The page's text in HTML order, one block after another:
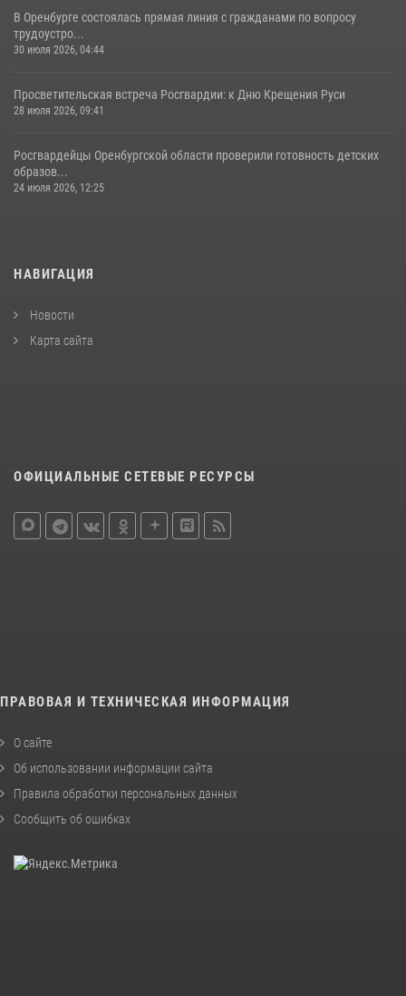
В Оренбурге состоялась прямая линия с гражданами по вопросу
трудоустро...
30 июля 2026, 04:44
Просветительская встреча Росгвардии: к Дню Крещения Руси
28 июля 2026, 09:41
Росгвардейцы Оренбургской области проверили готовность детских
образов...
24 июля 2026, 12:25
НАВИГАЦИЯ
Новости
Карта сайта
ОФИЦИАЛЬНЫЕ СЕТЕВЫЕ РЕСУРСЫ
ПРАВОВАЯ И ТЕХНИЧЕСКАЯ ИНФОРМАЦИЯ
О сайте
Об использовании информации сайта
Правила обработки персональных данных
Сообщить об ошибках